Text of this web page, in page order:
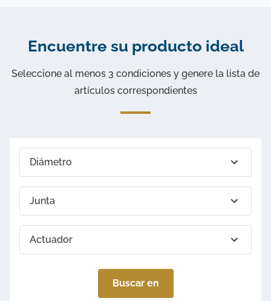
Encuentre su producto ideal
Seleccione al menos 3 condiciones y genere la lista de
artículos correspondientes
Control y señalización
Diámetro
Junta
Actuador
Buscar en